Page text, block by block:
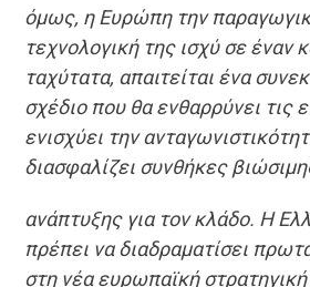
όμως, η Ευρώπη την
τεχνολογική της ισχύ σε έναν
ταχύτατα, απαιτείται ένα
σχέδιο που θα ενθαρρύνει τις
ενισχύει την
διασφαλίζει συνθήκες
ανάπτυξης για τον κλάδο. Η
πρέπει να διαδραματίσει
στη νέα ευρωπαϊκή